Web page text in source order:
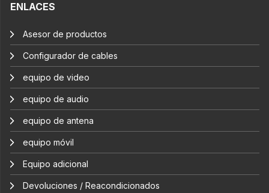
ENLACES
Asesor de productos
Configurador de cables
equipo de video
equipo de audio
equipo de antena
equipo móvil
Equipo adicional
Devoluciones / Reacondicionados